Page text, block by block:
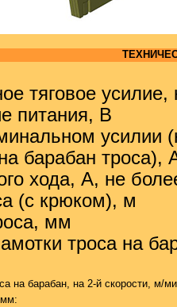
тяговое усилие,
питания, В
усилии
барабан троса),
хода, А, не
(с крюком), м
мм
троса на
на барабан, на 2-й скорости, м/
мм: